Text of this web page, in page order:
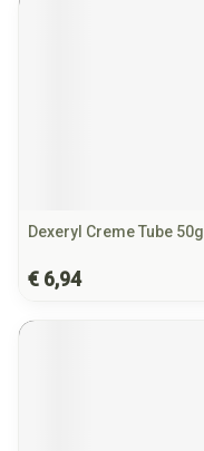
Dexeryl Creme Tube 50g
€ 6,94